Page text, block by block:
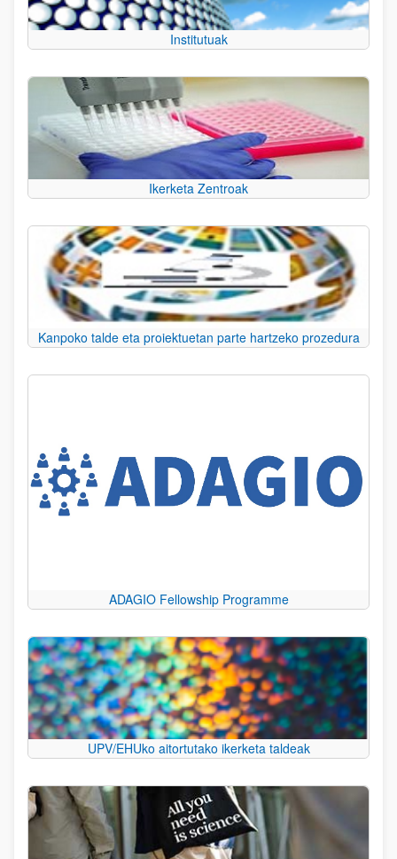
Institutuak
Ikerketa Zentroak
Kanpoko talde eta proiektuetan parte hartzeko prozedura
ADAGIO Fellowship Programme
UPV/EHUko aitortutako ikerketa taldeak